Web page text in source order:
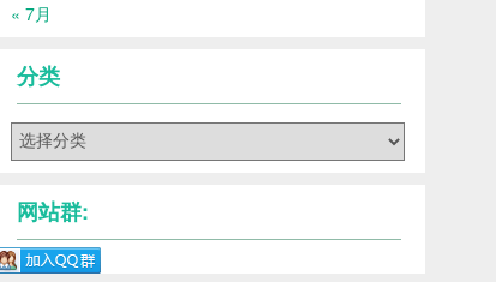
« 7月
分类
网站群: